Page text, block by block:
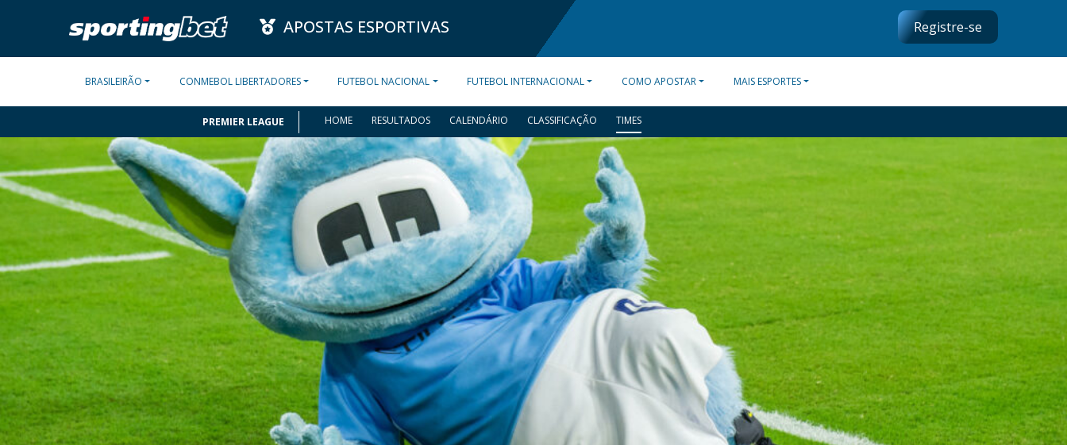
APOSTAS ESPORTIVAS Registre-se
BRASILEIRÃO CONMEBOL LIBERTADORES FUTEBOL NACIONAL FUTEBOL INTERNACIONAL COMO APOSTAR MAIS ESPORTES
PREMIER LEAGUE HOME RESULTADOS CALENDÁRIO CLASSIFICAÇÃO TIMES